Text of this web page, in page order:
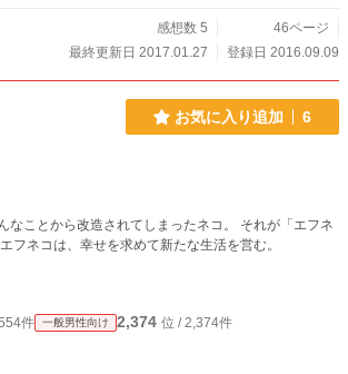
感想数 5
46ページ
最終更新日 2017.01.27
登録日 2016.09.09
お気に入り追加 6
なことから改造されてしまったネコ。 それが「エフネ
フネコは、幸せを求めて新たな生活を営む。
件 一般男性向け 2,374 位 / 2,374件